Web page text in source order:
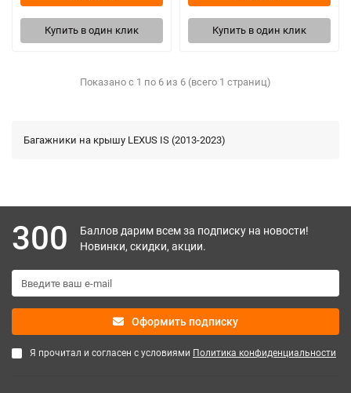
Купить в один клик Купить в один клик
Показано с 1 по 6 из 6 (всего 1 страниц)
Багажники на крышу LEXUS IS (2013-2023)
300
Баллов дарим всем за подписку на новости!
Новинки, скидки, акции.
Оформить подписку
Я прочитал и согласен с условиями Политика конфиденциальности